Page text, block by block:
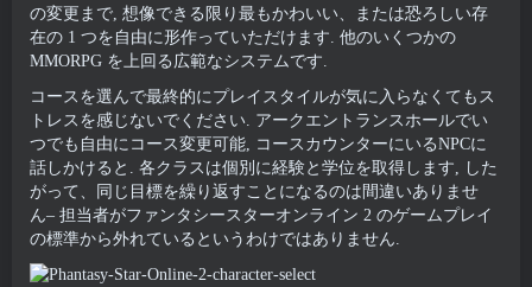
の変更まで, 想像できる限り最もかわいい、または恐ろしい存
在の 1 つを自由に形作っていただけます. 他のいくつかの
MMORPG を上回る広範なシステムです.
コースを選んで最終的にプレイスタイルが気に入らなくてもス
トレスを感じないでください. アークエントランスホールでい
つでも自由にコース変更可能, コースカウンターにいるNPCに
話しかけると. 各クラスは個別に経験と学位を取得します, した
がって、同じ目標を繰り返すことになるのは間違いありませ
ん– 担当者がファンタシースターオンライン 2 のゲームプレイ
の標準から外れているというわけではありません.